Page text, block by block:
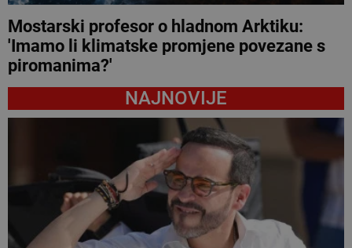
Mostarski profesor o hladnom Arktiku:
'Imamo li klimatske promjene povezane s
piromanima?'
NAJNOVIJE